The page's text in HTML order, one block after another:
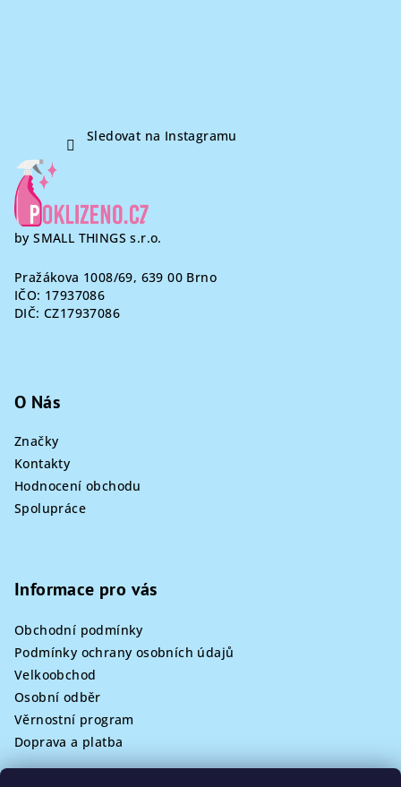
Sledovat na Instagramu
by SMALL THINGS s.r.o.
Pražákova 1008/69, 639 00 Brno
IČO: 17937086
DIČ: CZ17937086
O Nás
Značky
Kontakty
Hodnocení obchodu
Spolupráce
Informace pro vás
Obchodní podmínky
Podmínky ochrany osobních údajů
Velkoobchod
Osobní odběr
Věrnostní program
Doprava a platba